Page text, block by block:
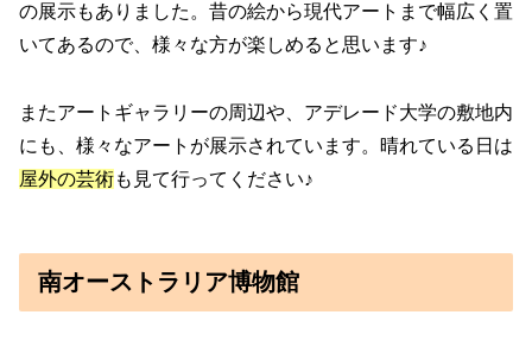
の展示もありました。昔の絵から現代アートまで幅広く置
いてあるので、様々な方が楽しめると思います♪
またアートギャラリーの周辺や、アデレード大学の敷地内
にも、様々なアートが展示されています。晴れている日は
屋外の芸術も見て行ってください♪
南オーストラリア博物館